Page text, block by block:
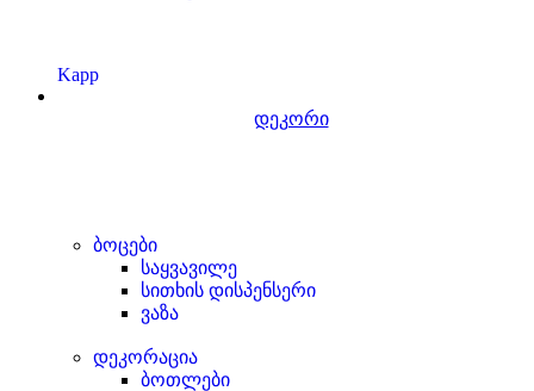
Kapp
დეკორი
ბოცები
საყვავილე
სითხის დისპენსერი
ვაზა
დეკორაცია
ბოთლები